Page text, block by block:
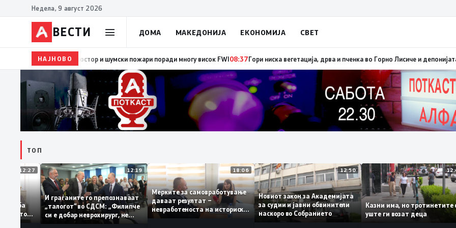
Недела, 9 август 2026
ВЕСТИ ДОМА МАКЕДОНИЈА ЕКОНОМИЈА СВЕТ
НАЈНОВО08:38ЦУК: Попладнево зголемен ризик од појава и брзо ширење на пожари на отворен простор и шумски пожари поради
ТОП
12:27
За
треба
домашното
12:19
И граѓаните го препознаваат
„талогот“ во СДСМ: „Филипче
си е добар неврохирург, не
треба се занимава со
18:06
Мерките за самовработување
даваат резултат –
невработеноста на историски
најниско ниво од 11,3%
12:50
Новиот закон за Академијата
за судии и јавни обвинители
наскоро во Собранието
Казни има, но
уште ги возат деца